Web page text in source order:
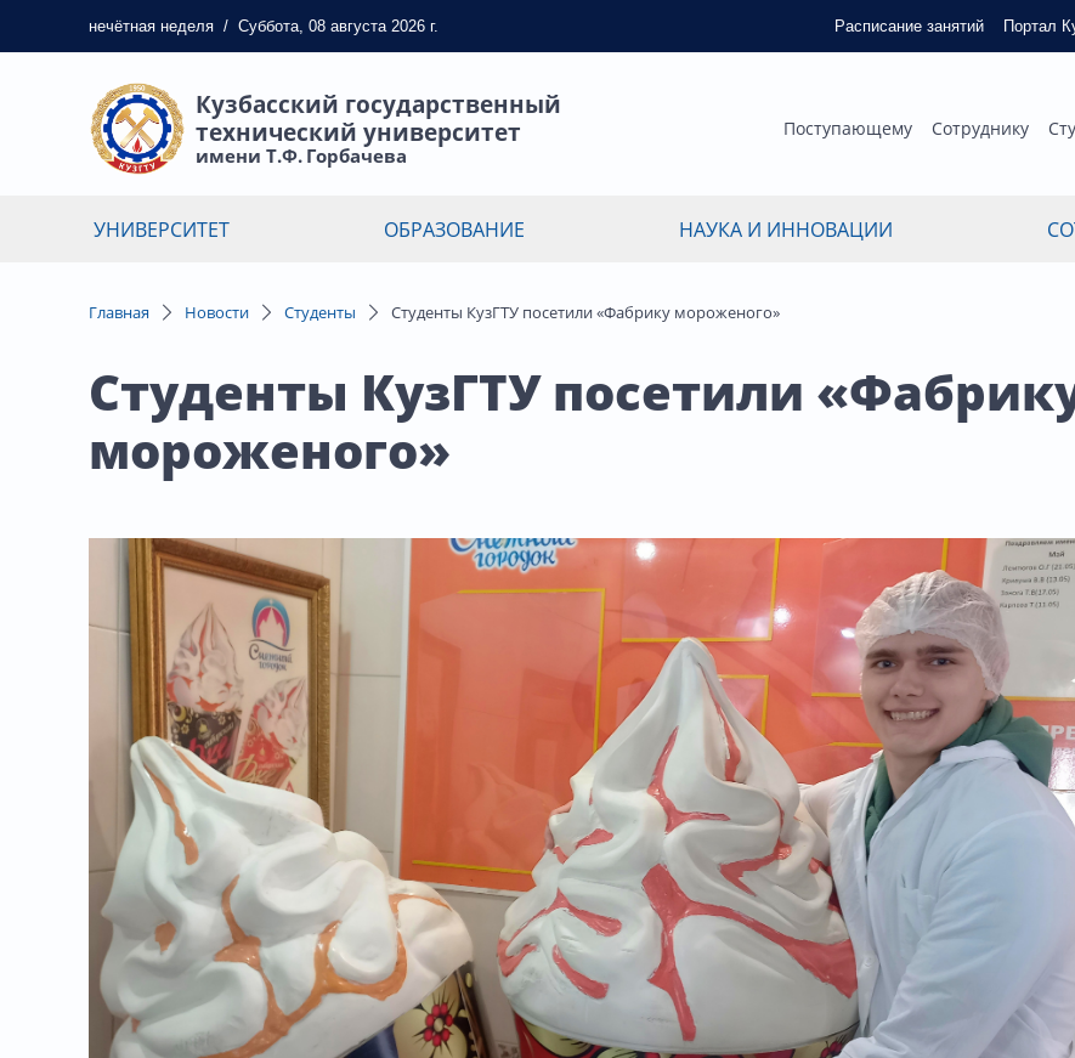
нечётная неделя / Суббота, 08 августа 2026 г. Расписание занятий Портал
Кузбасский государственный
технический университет
имени Т.Ф. Горбачева
Поступающему Сотруднику
УНИВЕРСИТЕТ ОБРАЗОВАНИЕ НАУКА И ИННОВАЦИИ
Главная Новости Студенты Студенты КузГТУ посетили «Фабрику мороженого»
Студенты КузГТУ посетили
мороженого»